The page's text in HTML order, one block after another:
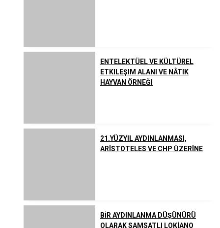
ENTELEKTÜEL VE KÜLTÜREL
ETKILEŞIM ALANI VE NÂTIK
HAYVAN ÖRNEĞI
21.YÜZYIL AYDINLANMASI,
ARİSTOTELES VE CHP ÜZERİNE
BİR AYDINLANMA DÜŞÜNÜRÜ
OLARAK SAMSATLI LOKİANO